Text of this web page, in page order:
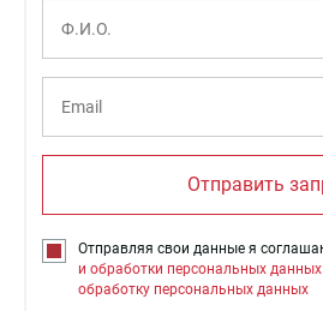
Отправить
Отправляя свои данные я
и обработки персональных данных
обработку персональных данных